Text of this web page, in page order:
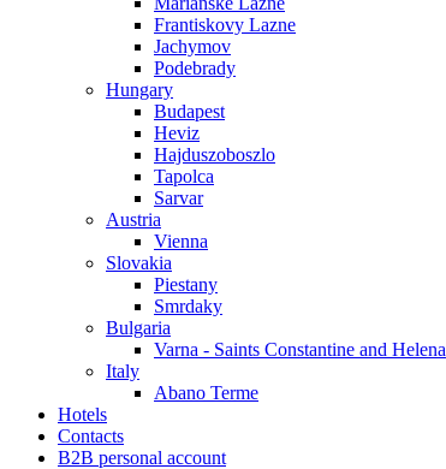
Frantiskovy Lazne
Jachymov
Podebrady
Hungary
Budapest
Heviz
Hajduszoboszlo
Tapolca
Sarvar
Austria
Vienna
Slovakia
Piestany
Smrdaky
Bulgaria
Varna - Saints Constantine and Helena
Italy
Abano Terme
Hotels
Contacts
B2B personal account